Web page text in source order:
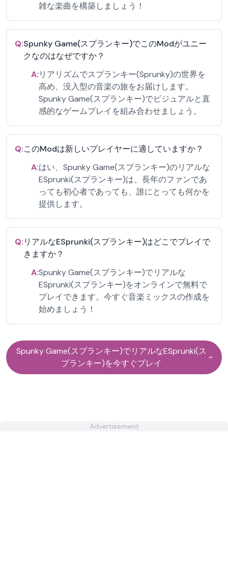
雑な楽曲を構築しましょう！
Q:Spunky Game(スプランキー)でこのModがユニー
クなのはなぜですか？
A:リアリズムでスプランキー(Sprunky)の世界を
高め、没入型の音楽の旅をお届けします。
Spunky Game(スプランキー)でビジュアルと直
感的なゲームプレイを組み合わせましょう。
Q:このModは新しいプレイヤーに適していますか？
A:はい、Spunky Game(スプランキー)のリアルな
ESprunki(スプランキー)は、長年のファンであ
っても初心者であっても、誰にとっても何かを
提供します。
Q:リアルなESprunki(スプランキー)はどこでプレイで
きますか？
A:Spunky Game(スプランキー)でリアルな
ESprunki(スプランキー)をオンラインで無料で
プレイできます。今すぐ音楽ミックスの作成を
始めましょう！
Spunky Game(スプランキー)でリアルなESprunki(ス
プランキー)を今すぐプレイ
Advertisement